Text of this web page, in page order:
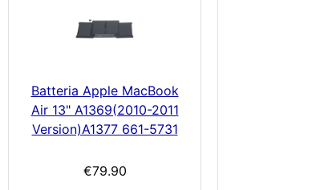
Batteria Apple MacBook
Air 13" A1369(2010-2011
Version)A1377 661-5731
€79.90